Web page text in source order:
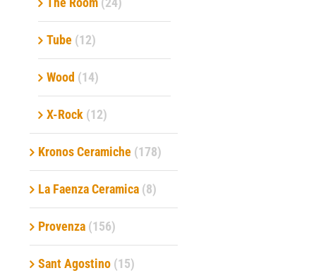
Tube (12)
Wood (14)
X-Rock (12)
Kronos Ceramiche (178)
La Faenza Ceramica (8)
Provenza (156)
Sant Agostino (15)